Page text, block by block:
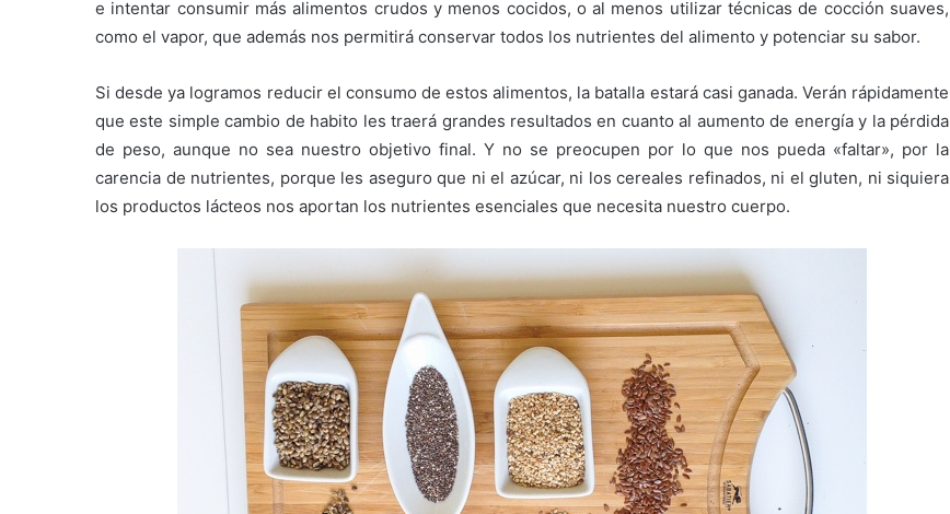
e intentar consumir más alimentos crudos y menos cocidos, o al menos utilizar técnicas de cocción suaves,
como el vapor, que además nos permitirá conservar todos los nutrientes del alimento y potenciar su sabor.
Si desde ya logramos reducir el consumo de estos alimentos, la batalla estará casi ganada. Verán rápidamente
que este simple cambio de habito les traerá grandes resultados en cuanto al aumento de energía y la pérdida
de peso, aunque no sea nuestro objetivo final. Y no se preocupen por lo que nos pueda «faltar», por la
carencia de nutrientes, porque les aseguro que ni el azúcar, ni los cereales refinados, ni el gluten, ni siquiera
los productos lácteos nos aportan los nutrientes esenciales que necesita nuestro cuerpo.